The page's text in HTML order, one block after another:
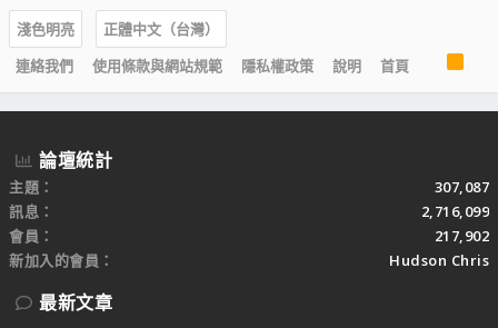
淺色明亮
正體中文（台灣）
連絡我們
使用條款與網站規範 隱私權政策 說明 首頁
R
S
S
論壇統計
主題
307,087
訊息
2,716,099
會員
217,902
新加入的會員
Hudson Chris
最新文章